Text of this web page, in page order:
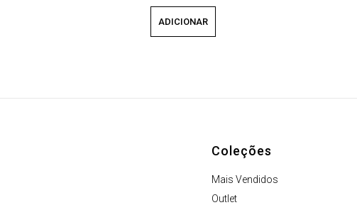
ADICIONAR
Coleções
Mais Vendidos
Outlet